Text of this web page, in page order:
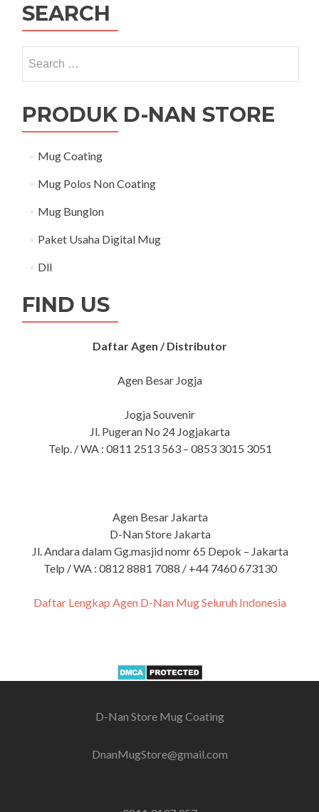
SEARCH
PRODUK D-NAN STORE
Mug Coating
Mug Polos Non Coating
Mug Bunglon
Paket Usaha Digital Mug
Dll
FIND US
Daftar Agen / Distributor
Agen Besar Jogja
Jogja Souvenir
Jl. Pugeran No 24 Jogjakarta
Telp. / WA : 0811 2513 563 – 0853 3015 3051
Agen Besar Jakarta
D-Nan Store Jakarta
Jl. Andara dalam Gg.masjid nomr 65 Depok – Jakarta
Telp / WA : 0812 8881 7088 / +44 7460 673130
Daftar Lengkap Agen D-Nan Mug Seluruh Indonesia
D-Nan Store Mug Coating
DnanMugStore@gmail.com